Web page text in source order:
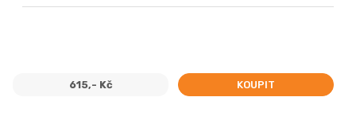
615,- Kč KOUPIT